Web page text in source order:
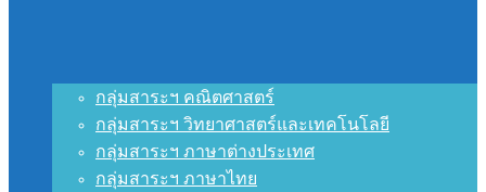
กลุ่มสาระฯ คณิตศาสตร์
กลุ่มสาระฯ วิทยาศาสตร์และเทคโนโลยี
กลุ่มสาระฯ ภาษาต่างประเทศ
กลุ่มสาระฯ ภาษาไทย